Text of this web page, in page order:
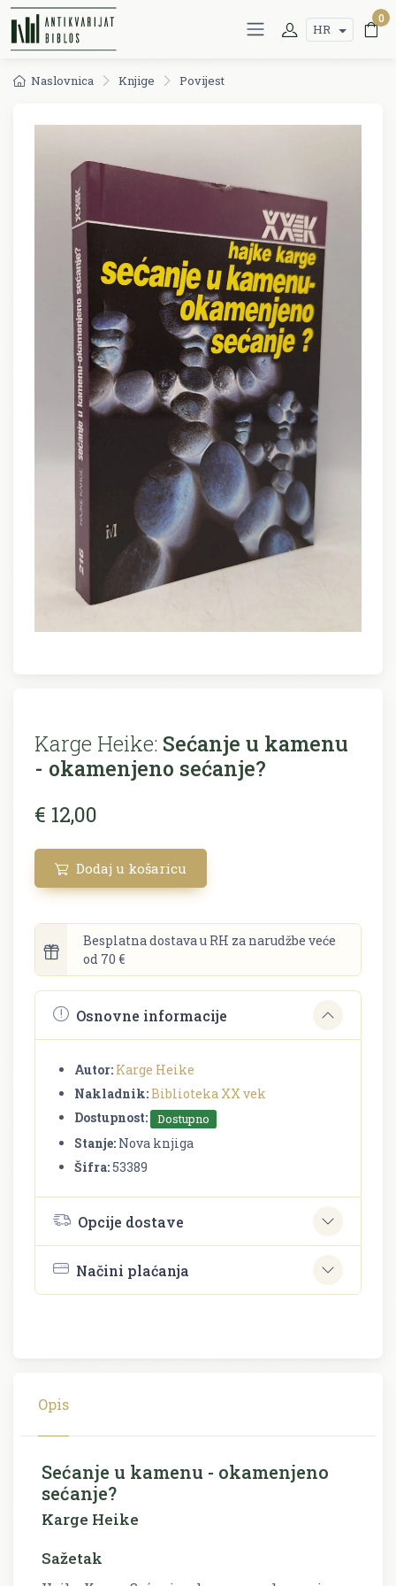
HR
0
Naslovnica Knjige Povijest
Karge Heike: Sećanje u kamenu
- okamenjeno sećanje?
€ 12,00
Dodaj u košaricu
Besplatna dostava u RH za narudžbe veće
od 70 €
Osnovne informacije
Autor: Karge Heike
Nakladnik:Biblioteka XX vek
Dostupnost:
Dostupno
Stanje: Nova knjiga
Šifra:53389
Opcije dostave
Načini plaćanja
Opis
Sećanje u kamenu - okamenjeno
sećanje?
Karge Heike
Sažetak